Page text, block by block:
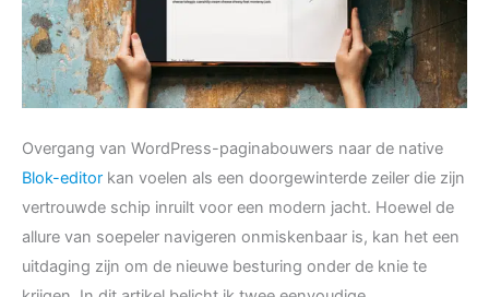
Overgang van WordPress-paginabouwers naar de native
Blok-editor kan voelen als een doorgewinterde zeiler die zijn
vertrouwde schip inruilt voor een modern jacht. Hoewel de
allure van soepeler navigeren onmiskenbaar is, kan het een
uitdaging zijn om de nieuwe besturing onder de knie te